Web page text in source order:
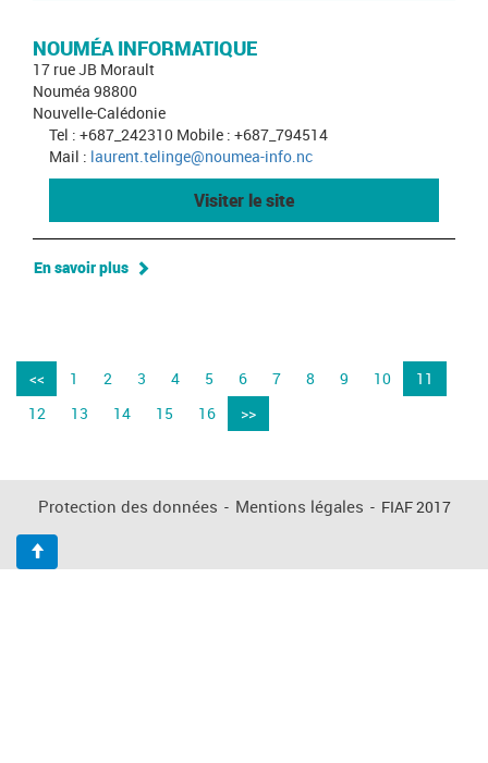
NOUMÉA INFORMATIQUE
17 rue JB Morault
Nouméa 98800
Nouvelle-Calédonie
Tel : +687_242310 Mobile : +687_794514
Mail : laurent.telinge@noumea-info.nc
Visiter le site
En savoir plus
<< 1 2 3 4 5 6 7 8 9 10
11
12
13 14 15 16 >>
Protection des données - Mentions légales - FIAF 2017